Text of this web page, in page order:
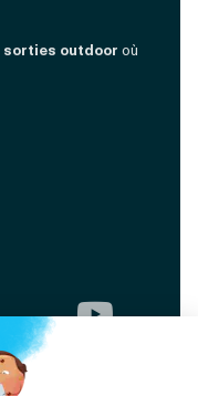
sorties outdoor où
